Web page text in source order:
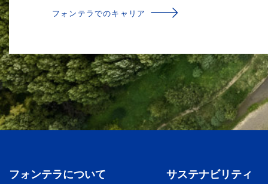
フォンテラでのキャリア
フォンテラについて サステナビリティ